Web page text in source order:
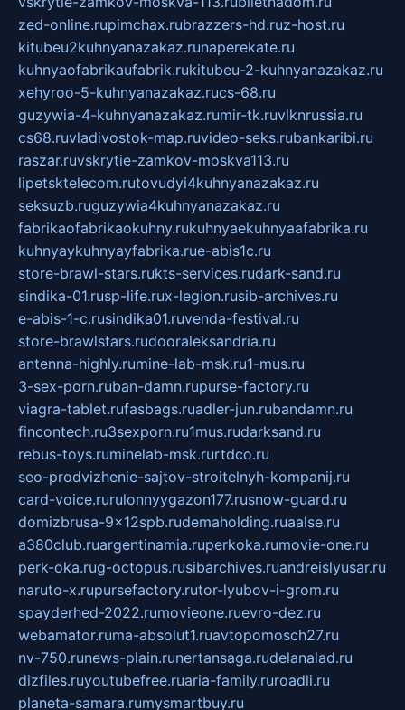
zed-online.rupimchax.rubrazzers-hd.ruz-host.ru
kitubeu2kuhnyanazakaz.runaperekate.ru
kuhnyaofabrikaufabrik.rukitubeu-2-kuhnyanazakaz.ru
xehyroo-5-kuhnyanazakaz.rucs-68.ru
guzywia-4-kuhnyanazakaz.rumir-tk.ruvlknrussia.ru
cs68.ruvladivostok-map.ruvideo-seks.rubankaribi.ru
raszar.ruvskrytie-zamkov-moskva113.ru
lipetsktelecom.rutovudyi4kuhnyanazakaz.ru
seksuzb.ruguzywia4kuhnyanazakaz.ru
fabrikaofabrikaokuhny.rukuhnyaekuhnyaafabrika.ru
kuhnyaykuhnyayfabrika.rue-abis1c.ru
store-brawl-stars.rukts-services.rudark-sand.ru
sindika-01.rusp-life.rux-legion.rusib-archives.ru
e-abis-1-c.rusindika01.ruvenda-festival.ru
store-brawlstars.rudooraleksandria.ru
antenna-highly.rumine-lab-msk.ru1-mus.ru
3-sex-porn.ruban-damn.rupurse-factory.ru
viagra-tablet.rufasbags.ruadler-jun.rubandamn.ru
fincontech.ru3sexporn.ru1mus.rudarksand.ru
rebus-toys.ruminelab-msk.rurtdco.ru
seo-prodvizhenie-sajtov-stroitelnyh-kompanij.ru
card-voice.rurulonnyygazon177.rusnow-guard.ru
domizbrusa-9x12spb.rudemaholding.ruaalse.ru
a380club.ruargentinamia.ruperkoka.rumovie-one.ru
perk-oka.rug-octopus.rusibarchives.ruandreislyusar.ru
naruto-x.rupursefactory.rutor-lyubov-i-grom.ru
spayderhed-2022.rumovieone.ruevro-dez.ru
webamator.ruma-absolut1.ruavtopomosch27.ru
nv-750.runews-plain.runertansaga.rudelanalad.ru
dizfiles.ruyoutubefree.ruaria-family.ruroadli.ru
planeta-samara.rumysmartbuy.ru